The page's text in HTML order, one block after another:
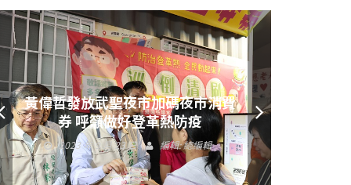
黃偉哲發放武聖夜市加碼夜市消費
券 呼籲做好登革熱防疫
2023 年 9 月 23 日 編輯:總編輯